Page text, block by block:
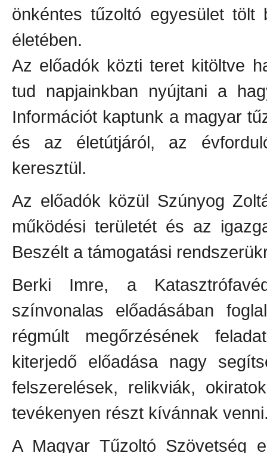
önkéntes tűzoltó egyesület
életében.
Az előadók közti teret kitöltve
tud napjainkban nyújtani a
Információt kaptunk a magyar
és az életútjáról, az
keresztül.
Az előadók közül Szúnyog
működési területét és az
Beszélt a támogatási
Berki Imre, a
színvonalas előadásában
régmúlt megőrzésének
kiterjedő előadása nagy
felszerelések, relikviák,
tevékenyen részt kívánnak
A Magyar Tűzoltó Szövetség